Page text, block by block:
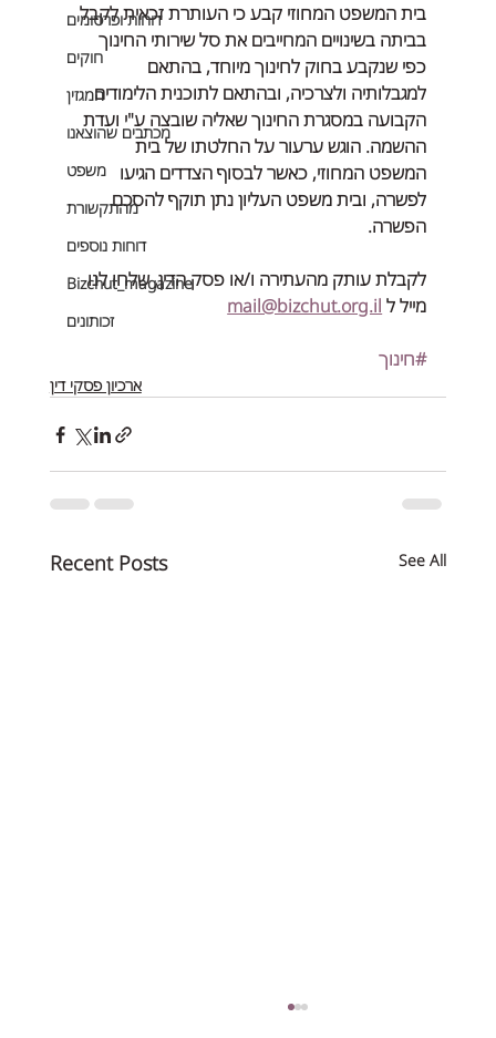
דוחות ופרסומים
חוקים
המגזין
מכתבים שהוצאנו
משפט
מהתקשורת
דוחות נוספים
Bizchut_magazine
זכותונים
בית המשפט המחוזי קבע כי העותרת זכאית לקבל
בביתה בשינויים המחייבים את סל שירותי החינוך
כפי שנקבע בחוק לחינוך מיוחד, בהתאם
למגבלותיה ולצרכיה, ובהתאם לתוכנית הלימודים
הקבועה במסגרת החינוך שאליה שובצה ע"י ועדת
ההשמה. הוגש ערעור על החלטתו של בית
המשפט המחוזי, כאשר לבסוף הצדדים הגיעו
לפשרה, ובית משפט העליון נתן תוקף להסכם
הפשרה.
לקבלת עותק מהעתירה ו/או פסק הדין, שלחו לנו
מייל ל mail@bizchut.org.il
#חינוך
ארכיון פסקי דין
Recent Posts See All